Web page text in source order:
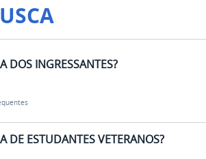
DOS INGRESSANTES?
DE ESTUDANTES VETERANOS?